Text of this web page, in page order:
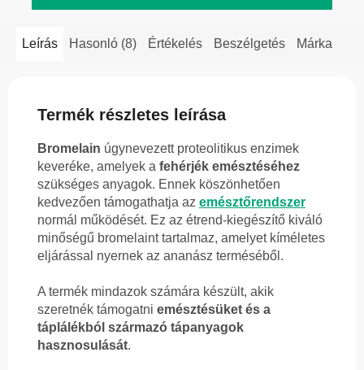
Leírás Hasonló (8) Értékelés Beszélgetés Márka
Termék részletes leírása
Bromelain úgynevezett proteolitikus enzimek
keveréke, amelyek a fehérjék emésztéséhez
szükséges anyagok. Ennek köszönhetően
kedvezően támogathatja az emésztőrendszer
normál működését. Ez az étrend-kiegészítő kiváló
minőségű bromelaint tartalmaz, amelyet kíméletes
eljárással nyernek az ananász terméséből.
A termék mindazok számára készült, akik
szeretnék támogatni emésztésüket és a
táplálékból származó tápanyagok
hasznosulását.